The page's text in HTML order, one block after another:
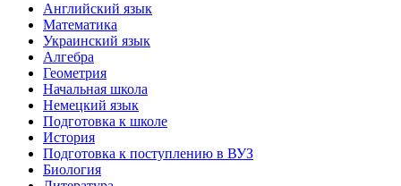
Английский язык
Математика
Украинский язык
Алгебра
Геометрия
Начальная школа
Немецкий язык
Подготовка к школе
История
Подготовка к поступлению в ВУЗ
Биология